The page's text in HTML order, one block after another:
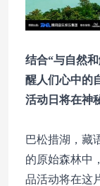
结合“与自然
醒人们心中的
活动日将在神
巴松措湖，藏
的原始森林中
品活动将在这